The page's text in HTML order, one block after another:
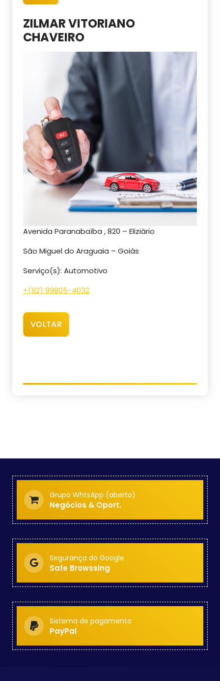
ZILMAR VITORIANO
CHAVEIRO
Avenida Paranabaíba , 820 – Eliziário
São Miguel do Araguaia – Goiás
Serviço(s): Automotivo
+(62) 99805-4032
VOLTAR
Grupo WhtsApp (aberto)
Negócios & Oport.
Segurança do Google
Safe Browssing
Sistema de pagamento
PayPal